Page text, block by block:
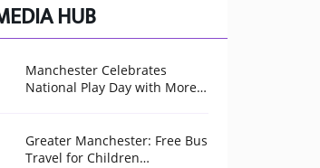
HUB
Manchester Celebrates
National Play Day with More
Greater Manchester: Free Bus
Travel for Children